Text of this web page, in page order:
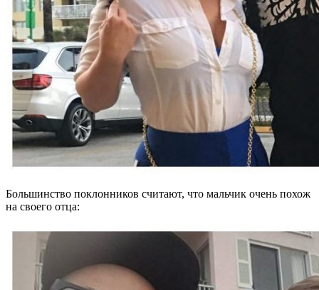
Большинство поклонников считают, что мальчик очень похож
на своего отца: